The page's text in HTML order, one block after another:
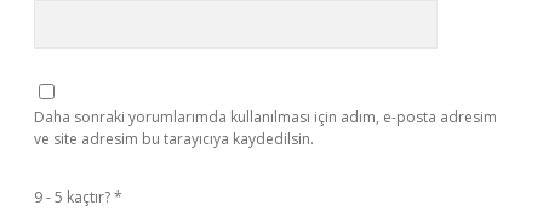
Daha sonraki yorumlarımda kullanılması için adım, e-posta adresim
ve site adresim bu tarayıcıya kaydedilsin.
9 - 5 kaçtır?*